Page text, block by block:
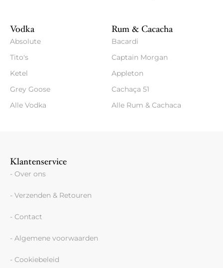
Vodka
Absolute
Tito's
Ketel
Grey Goose
Alle Vodka
Rum & Cacacha
Bacardi
Captain Morgan
Appleton
Cachaça 51
Alle Rum & Cachaca
Klantenservice
- Over ons
- Verzenden & Retouren
- Contact
- Algemene voorwaarden
- Cookiebeleid